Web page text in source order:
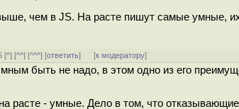
чем в JS. На расте пишут самые умные,
[^] [^^] [^^^] [ответить] [к модератору]
быть не надо, в этом одно из его
расте - умные. Дело в том, что